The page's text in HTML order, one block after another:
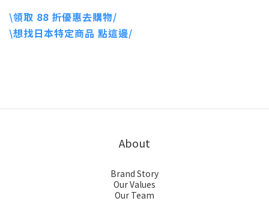
\領取 88 折優惠去購物/
\想找日本特定商品 點這邊/
About
Brand Story
Our Values
Our Team